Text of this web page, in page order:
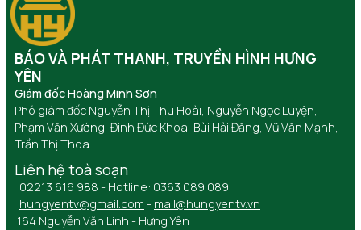
BÁO VÀ PHÁT THANH, TRUYỀN HÌNH HƯNG
YÊN
Giám đốc Hoàng Minh Sơn
Phó giám đốc Nguyễn Thị Thu Hoài, Nguyễn Ngọc Luyện,
Phạm Văn Xướng, Đinh Đức Khoa, Bùi Hải Đăng, Vũ Văn Mạnh,
Trần Thị Thoa
Liên hệ toà soạn
02213 616 988 - Hotline: 0363 089 089
hungyentv@gmail.com - mail@hungyentv.vn
164 Nguyễn Văn Linh - Hưng Yên